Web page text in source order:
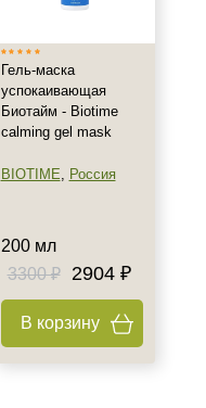
Гель-маска
успокаивающая
Биотайм - Biotime
calming gel mask
BIOTIME, Россия
200 мл
3300 ₽
2904 ₽
В корзину